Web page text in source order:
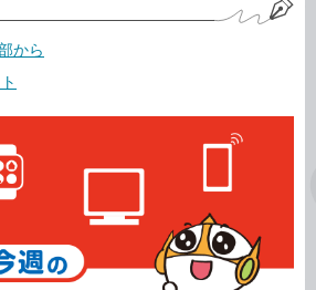
から